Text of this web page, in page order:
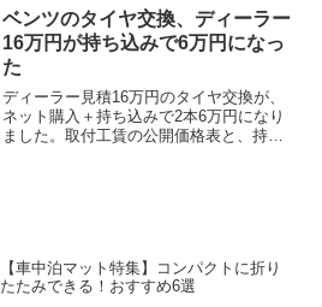
らない」と困ってしまいますよね。そこ
で今回は、おすすめの車載用インバータ
ー【4商品】をまとめました。買ってから
後悔しないために、ぜひ参考にしてみて
ください。
ベンツのタイヤ交換、ディーラー
16万円が持ち込みで6万円になっ
た
ディーラー見積16万円のタイヤ交換が、
ネット購入＋持ち込みで2本6万円になり
ました。取付工賃の公開価格表と、持ち
【車中泊マット特集】コンパクトに折り
たたみできる！おすすめ6選